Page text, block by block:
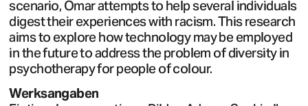
scenario, Omar attempts to help several individuals
digest their experiences with racism. This research
aims to explore how technology may be employed
in the future to address the problem of diversity in
psychotherapy for people of colour.
Werksangaben